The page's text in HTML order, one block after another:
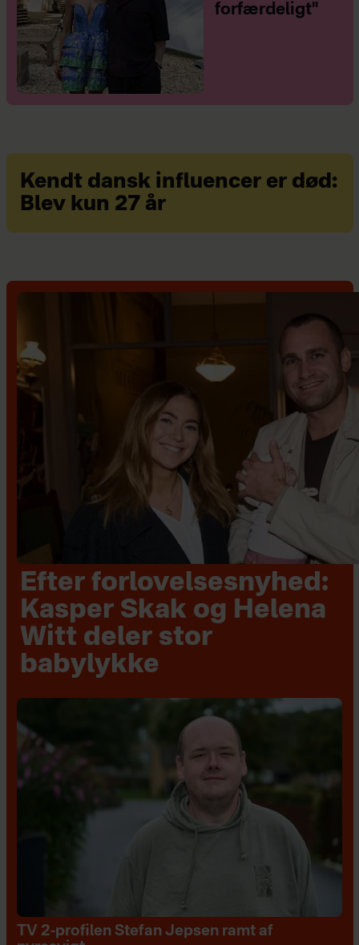
forfærdeligt"
Kendt dansk influencer er død:
Blev kun 27 år
Efter forlovelsesnyhed:
Kasper Skak og Helena
Witt deler stor
babylykke
TV 2-profilen Stefan Jepsen ramt af